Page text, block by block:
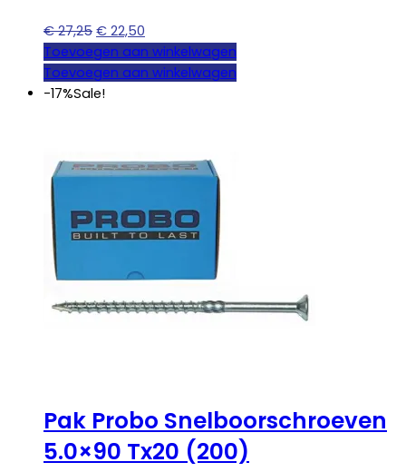
€27,25 Oorspronkelijke
prijs
was:
€ 27,25.
€ 22,50
prijs
is:
Toevoegen aan winkelwagen
Toevoegen aan winkelwagen
-17%Sale!
Pak Probo Snelboorschroeven
5.0×90 Tx20 (200)